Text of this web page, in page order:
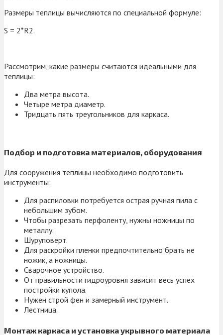
Размеры теплицы вычисляются по специальной формуле:
S = 2*R2.
Рассмотрим, какие размеры считаются идеальными для
теплицы:
Два метра высота.
Четыре метра диаметр.
Тридцать пять треугольников для каркаса.
Подбор и подготовка материалов, оборудования
Для сооружения теплицы необходимо подготовить
инструменты:
Для распиловки потребуется острая ручная пила с
небольшим зубом.
Чтобы разрезать перфоленту, нужны ножницы по
металлу.
Шуруповерт.
Для раскройки пленки предпочтительно брать не
ножик, а ножницы.
Сварочное устройство.
От правильности гидроуровня зависит весь успех
постройки купола.
Нужен строй фен и замерный инструмент.
Лестница.
Монтаж каркаса и установка укрывного материала